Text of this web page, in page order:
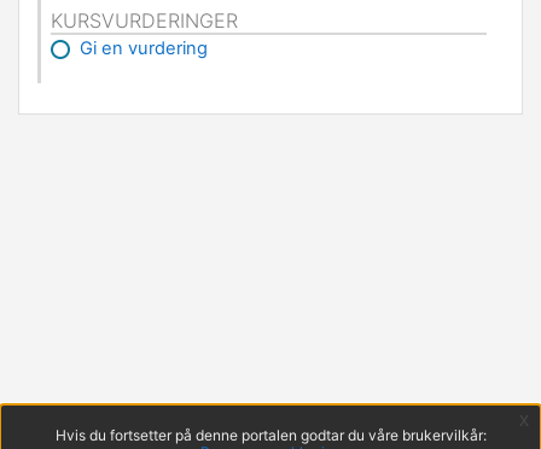
KURSVURDERINGER
Gi en vurdering
Hvis du fortsetter på denne portalen godtar du våre brukervilkår:
x